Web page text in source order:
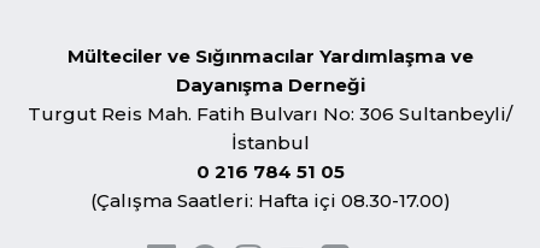
Mülteciler ve Sığınmacılar Yardımlaşma ve
Dayanışma Derneği
Turgut Reis Mah. Fatih Bulvarı No: 306 Sultanbeyli/
İstanbul
0 216 784 51 05
(Çalışma Saatleri: Hafta içi 08.30-17.00)